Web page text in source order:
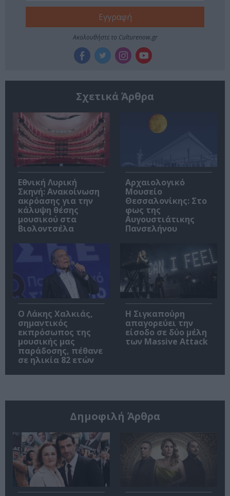
Ακολουθήστε το Culturenow.gr
Σχετικά Άρθρα
Εθνική Λυρική
Σκηνή: Ανακοίνωση
ακρόασης για την
κάλυψη θέσης
μουσικού στα
Βιολοντσέλα
Αρχαιολογικό
Μουσείο
Θεσσαλονίκης: Στο
φως της
Αυγουστιάτικης
Πανσελήνου
Ο Λάκης Χαλκιάς,
σημαντικός
εκπρόσωπος της
μουσικής μας
παράδοσης, πέθανε
σε ηλικία 82 ετών
Η Σιγκαπούρη
απαγορεύει την
είσοδο σε δύο μέλη
των Massive Attack
Δημοφιλή Άρθρα